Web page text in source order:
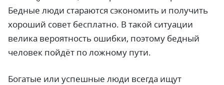
Бедные люди стараются сэкономить и получить
хороший совет бесплатно. В такой ситуации
велика вероятность ошибки, поэтому бедный
человек пойдёт по ложному пути.
Богатые или успешные люди всегда ищут